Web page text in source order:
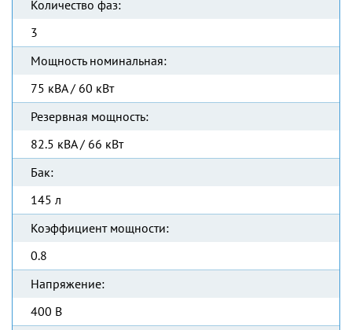
Количество фаз:
3
Мощность номинальная:
75 кВА / 60 кВт
Резервная мощность:
82.5 кВА / 66 кВт
Бак:
145 л
Коэффициент мощности:
0.8
Напряжение:
400 В